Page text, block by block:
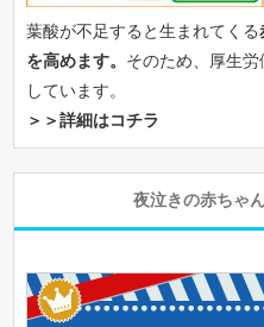
葉酸が不足すると生まれてくる
を高めます。 そのため、厚生
しています。
＞＞詳細はコチラ
夜泣きの赤ちゃ